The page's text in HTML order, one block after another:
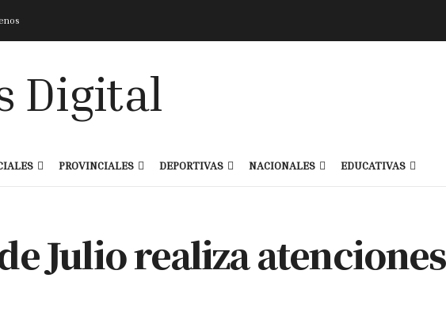
PROVINCIALES DEPORTIVAS NACIONALES EDUCATIVAS
Julio realiza atenciones